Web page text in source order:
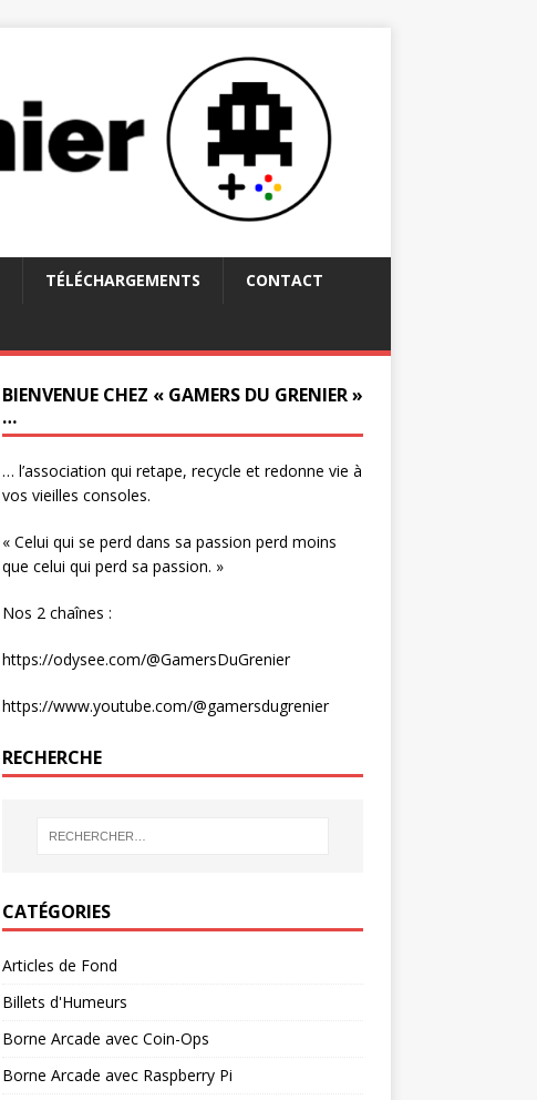
TÉLÉCHARGEMENTS CONTACT
BIENVENUE CHEZ « GAMERS DU GRENIER »
…
… l’association qui retape, recycle et redonne vie à
vos vieilles consoles.
« Celui qui se perd dans sa passion perd moins
que celui qui perd sa passion. »
Nos 2 chaînes :
https://odysee.com/@GamersDuGrenier
https://www.youtube.com/@gamersdugrenier
RECHERCHE
CATÉGORIES
Articles de Fond
Billets d'Humeurs
Borne Arcade avec Coin-Ops
Borne Arcade avec Raspberry Pi